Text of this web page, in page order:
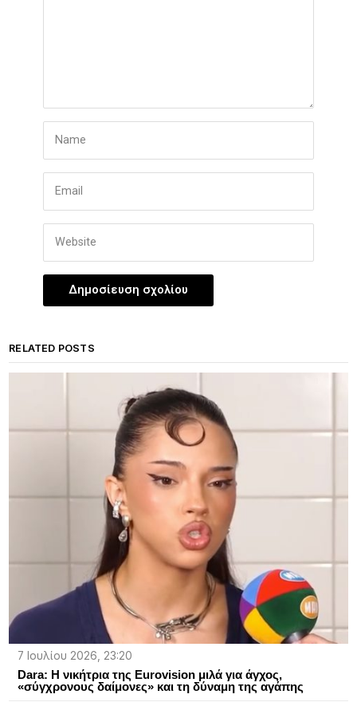
RELATED POSTS
7 Ιουλίου 2026, 23:20
Dara: Η νικήτρια της Eurovision μιλά για άγχος,
«σύγχρονους δαίμονες» και τη δύναμη της αγάπης